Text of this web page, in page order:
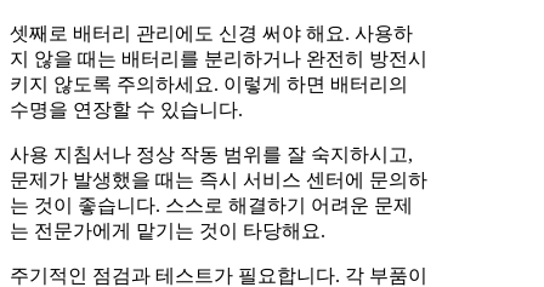
셋째로 배터리 관리에도 신경 써야 해요. 사용하
지 않을 때는 배터리를 분리하거나 완전히 방전시
키지 않도록 주의하세요. 이렇게 하면 배터리의
수명을 연장할 수 있습니다.
사용 지침서나 정상 작동 범위를 잘 숙지하시고,
문제가 발생했을 때는 즉시 서비스 센터에 문의하
는 것이 좋습니다. 스스로 해결하기 어려운 문제
는 전문가에게 맡기는 것이 타당해요.
주기적인 점검과 테스트가 필요합니다. 각 부품이